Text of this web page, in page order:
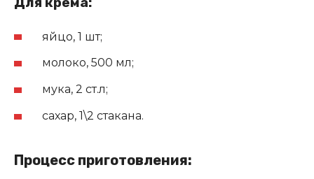
яйцо, 1 шт;
молоко, 500 мл;
мука, 2 ст.л;
сахар, 1\2 стакана.
Процесс приготовления: